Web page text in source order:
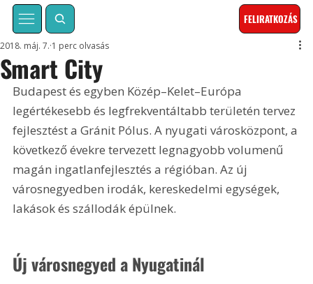
FELIRATKOZÁS
Smart City
2018. máj. 7. 1 perc olvasás
Budapest és egyben Közép–Kelet–Európa
legértékesebb és legfrekventáltabb területén tervez
fejlesztést a Gránit Pólus. A nyugati városközpont, a
következő évekre tervezett legnagyobb volumenű
magán ingatlanfejlesztés a régióban. Az új
városnegyedben irodák, kereskedelmi egységek,
lakások és szállodák épülnek.
Új városnegyed a Nyugatinál